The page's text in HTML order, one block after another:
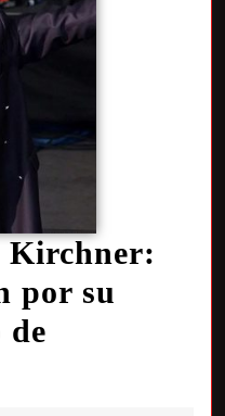
Kirchner:
por su
de